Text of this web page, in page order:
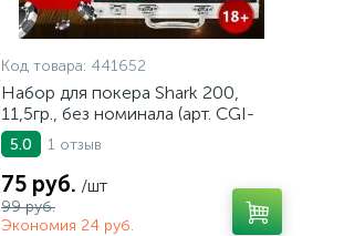
Код товара: 441652
Набор для покера Shark 200,
11,5гр., без номинала (арт. CGI-
200)
5.0 1 отзыв
75 руб. /шт
99 руб.
Экономия 24 руб.